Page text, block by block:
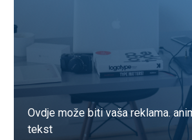
Ovdje može biti vaša reklama.
tekst